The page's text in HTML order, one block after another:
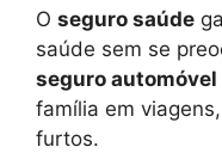
O seguro saúde
saúde sem se
seguro automóvel
família em
furtos.